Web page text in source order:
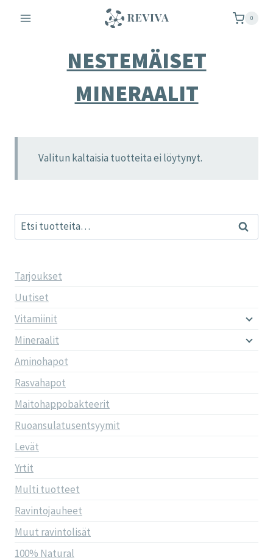
sisältöön
0
NESTEMÄISET
MINERAALIT
Valitun kaltaisia tuotteita ei löytynyt.
Etsi: Haku
Tarjoukset
Uutiset
Vitamiinit
Mineraalit
Aminohapot
Rasvahapot
Maitohappobakteerit
Ruoansulatusentsyymit
Levät
Yrtit
Multi tuotteet
Ravintojauheet
Muut ravintolisät
100% Natural